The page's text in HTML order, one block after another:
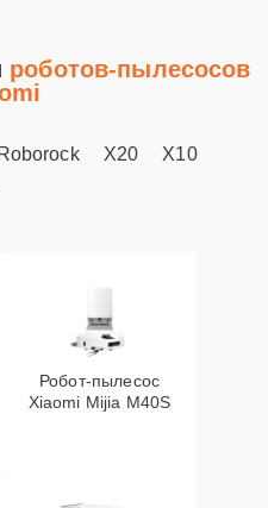
роботов-пылесосов
Roborock X20
X10
Робот-пылесос
Xiaomi Mijia M40S